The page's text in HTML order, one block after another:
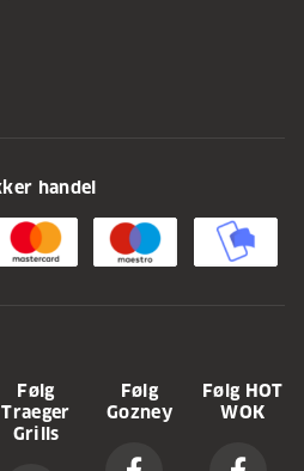
handel
Følg
Traeger
Grills
Følg
Gozney
Følg HOT
WOK